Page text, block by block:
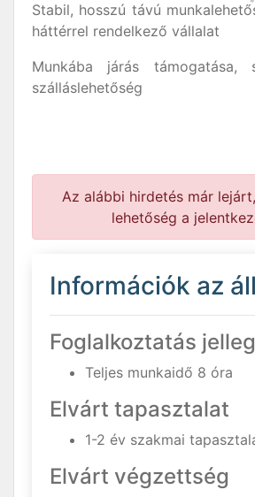
Stabil, hosszú távú
háttérrel rendelkező vállalat
Munkába járás támogatása,
szálláslehetőség
Az alábbi hirdetés már
lehetőség a
Információk az
Foglalkoztatás
Teljes munkaidő 8 óra
Elvárt tapasztalat
1-2 év szakmai
Elvárt végzettség